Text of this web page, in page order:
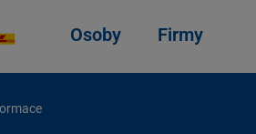
Osoby Firmy